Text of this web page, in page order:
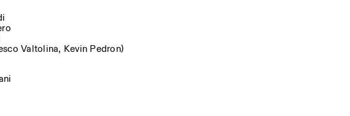
Valtolina, Kevin Pedron)